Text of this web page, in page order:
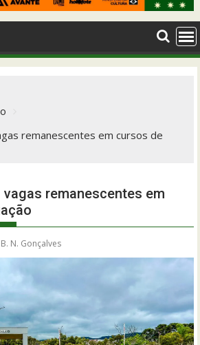
remanescentes em cursos de
vagas remanescentes em
N. Gonçalves